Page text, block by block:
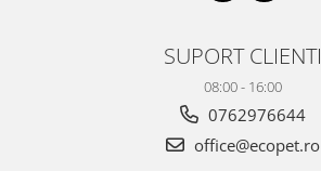
SUPORT CLIENTI
08:00 - 16:00
0762976644
office@ecopet.ro